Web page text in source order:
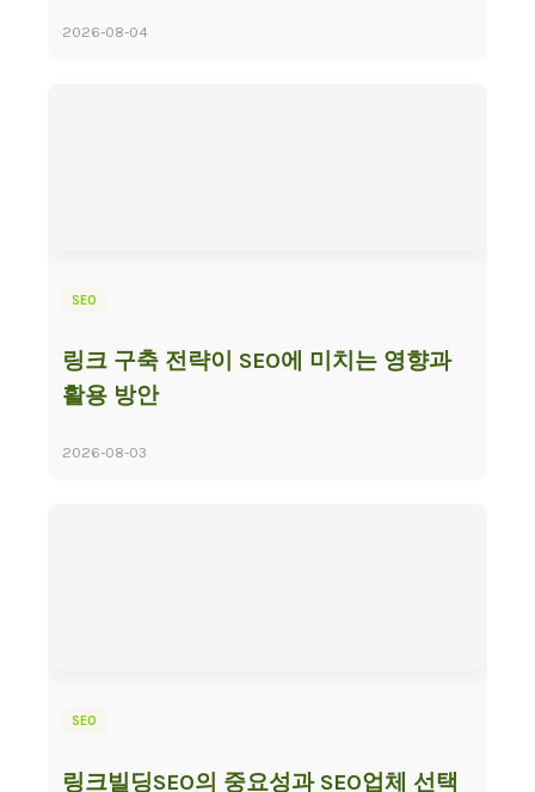
2026-08-04
SEO
링크 구축 전략이 SEO에 미치는 영향과
활용 방안
2026-08-03
SEO
링크빌딩SEO의 중요성과 SEO업체 선택